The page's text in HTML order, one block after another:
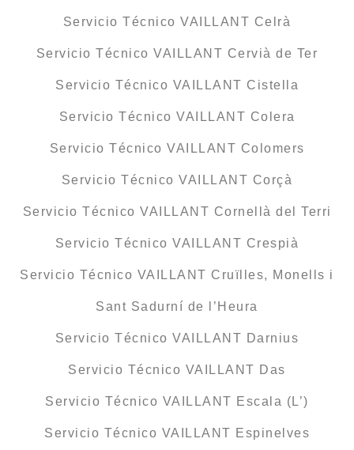
Servicio Técnico VAILLANT Celrà
Servicio Técnico VAILLANT Cervià de Ter
Servicio Técnico VAILLANT Cistella
Servicio Técnico VAILLANT Colera
Servicio Técnico VAILLANT Colomers
Servicio Técnico VAILLANT Corçà
Servicio Técnico VAILLANT Cornellà del Terri
Servicio Técnico VAILLANT Crespià
Servicio Técnico VAILLANT Cruïlles, Monells i
Sant Sadurní de l’Heura
Servicio Técnico VAILLANT Darnius
Servicio Técnico VAILLANT Das
Servicio Técnico VAILLANT Escala (L’)
Servicio Técnico VAILLANT Espinelves